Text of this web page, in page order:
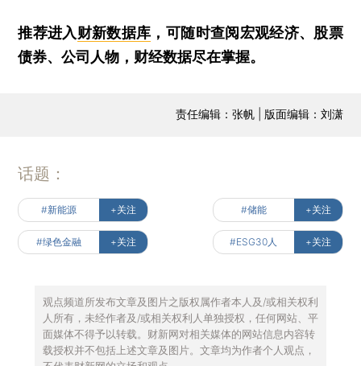
推荐进入财新数据库 ，可随时查阅宏观经济、股票
债券、公司人物，财经数据尽在掌握。
责任编辑：张帆 | 版面编辑：刘潇
话题：
#新能源 +关注 #储能 +关注
#绿色金融 +关注 #ESG30人 +关注
观点频道所发布文章及图片之版权属作者本人及/或相关权利
人所有，未经作者及/或相关权利人单独授权，任何网站、平
面媒体不得予以转载。财新网对相关媒体的网站信息内容转
载授权并不包括上述文章及图片。文章均为作者个人观点，